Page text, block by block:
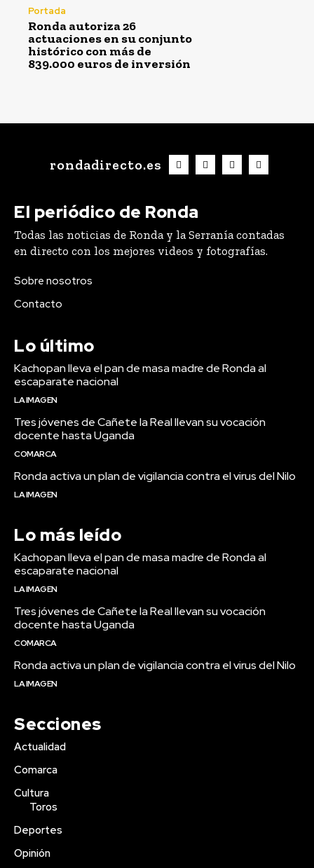
Portada
Ronda autoriza 26
actuaciones en su conjunto
histórico con más de
839.000 euros de inversión
rondadirecto.es
El periódico de Ronda
Todas las noticias de Ronda y la Serranía contadas
en directo con los mejores videos y fotografías.
Sobre nosotros
Contacto
Lo último
Kachopan lleva el pan de masa madre de Ronda al
escaparate nacional
LA IMAGEN
Tres jóvenes de Cañete la Real llevan su vocación
docente hasta Uganda
COMARCA
Ronda activa un plan de vigilancia contra el virus del Nilo
LA IMAGEN
Lo más leído
Kachopan lleva el pan de masa madre de Ronda al
escaparate nacional
LA IMAGEN
Tres jóvenes de Cañete la Real llevan su vocación
docente hasta Uganda
COMARCA
Ronda activa un plan de vigilancia contra el virus del Nilo
LA IMAGEN
Secciones
Actualidad
Comarca
Cultura
Toros
Deportes
Opinión